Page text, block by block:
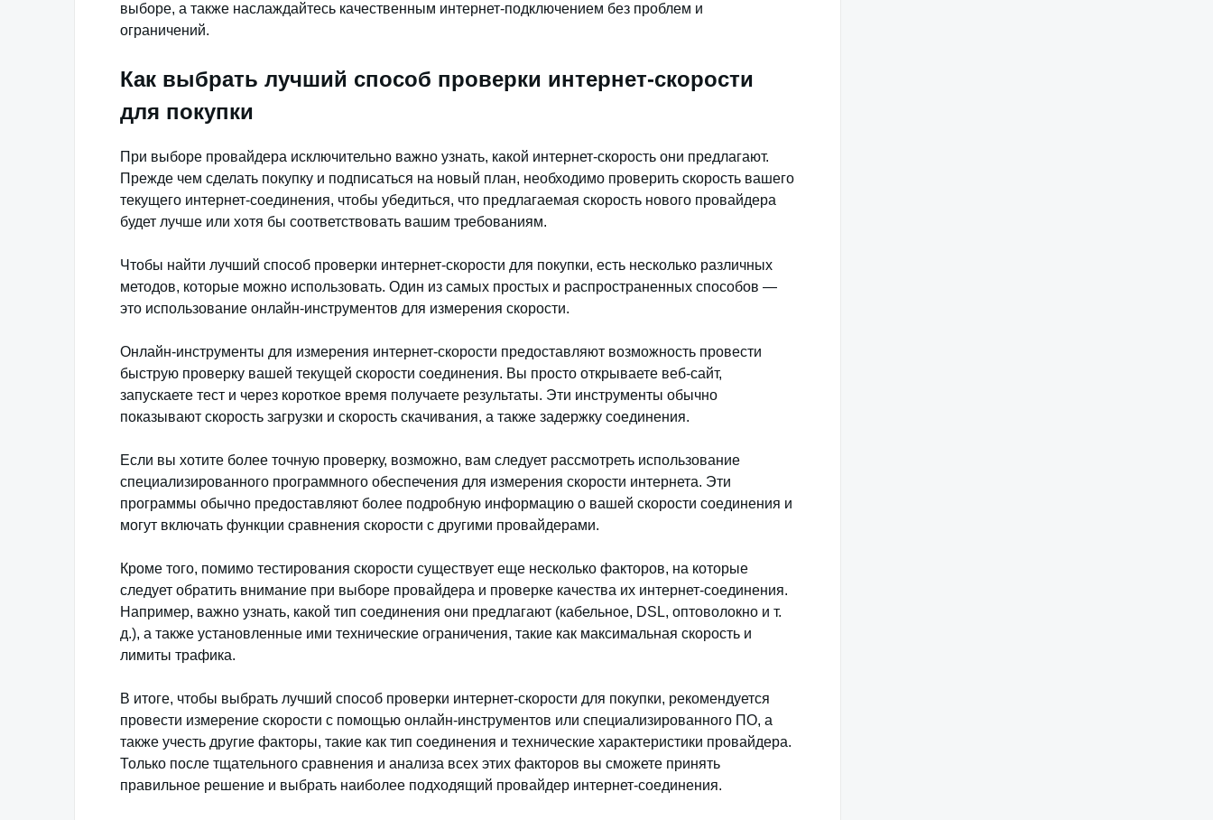
выборе, а также наслаждайтесь качественным интернет-подключением без проблем и
ограничений.
Как выбрать лучший способ проверки интернет-скорости
для покупки
При выборе провайдера исключительно важно узнать, какой интернет-скорость они предлагают.
Прежде чем сделать покупку и подписаться на новый план, необходимо проверить скорость вашего
текущего интернет-соединения, чтобы убедиться, что предлагаемая скорость нового провайдера
будет лучше или хотя бы соответствовать вашим требованиям.
Чтобы найти лучший способ проверки интернет-скорости для покупки, есть несколько различных
методов, которые можно использовать. Один из самых простых и распространенных способов —
это использование онлайн-инструментов для измерения скорости.
Онлайн-инструменты для измерения интернет-скорости предоставляют возможность провести
быструю проверку вашей текущей скорости соединения. Вы просто открываете веб-сайт,
запускаете тест и через короткое время получаете результаты. Эти инструменты обычно
показывают скорость загрузки и скорость скачивания, а также задержку соединения.
Если вы хотите более точную проверку, возможно, вам следует рассмотреть использование
специализированного программного обеспечения для измерения скорости интернета. Эти
программы обычно предоставляют более подробную информацию о вашей скорости соединения и
могут включать функции сравнения скорости с другими провайдерами.
Кроме того, помимо тестирования скорости существует еще несколько факторов, на которые
следует обратить внимание при выборе провайдера и проверке качества их интернет-соединения.
Например, важно узнать, какой тип соединения они предлагают (кабельное, DSL, оптоволокно и т.
д.), а также установленные ими технические ограничения, такие как максимальная скорость и
лимиты трафика.
В итоге, чтобы выбрать лучший способ проверки интернет-скорости для покупки, рекомендуется
провести измерение скорости с помощью онлайн-инструментов или специализированного ПО, а
также учесть другие факторы, такие как тип соединения и технические характеристики провайдера.
Только после тщательного сравнения и анализа всех этих факторов вы сможете принять
правильное решение и выбрать наиболее подходящий провайдер интернет-соединения.